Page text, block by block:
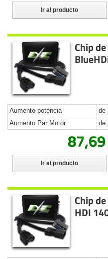
Ir al producto
Chip
Aumento potencia de
Aumento Par Motor
de
Ir al producto
Chip
HDI